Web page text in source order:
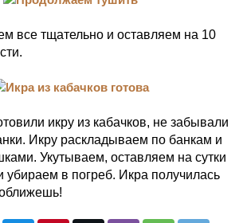
все тщательно и оставляем на 10
икру из кабачков, не забывали
Икру раскладываем по банкам и
Укутываем, оставляем на сутки
убираем в погреб. Икра получилась